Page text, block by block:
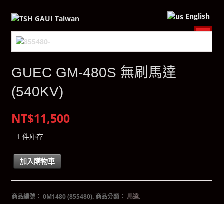
English
GUEC GM-480S 無刷馬達
(540KV)
NT$11,500
1 件庫存
加入購物車
商品編號： 0M1480 (855480).商品分類： 馬達.